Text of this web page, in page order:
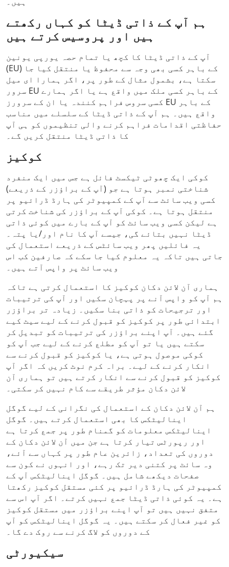
ہم آپ کے ذاتی ڈیٹا کو کہاں رکھتے
ہیں اور پروسیس کرتے ہیں
آپ کے ذاتی ڈیٹا کا کچھ یا تمام حصہ یورپی یونین
(EU) کے باہر کسی بھی وجہ سے محفوظ یا منتقل کیا جا
سکتا ہے، بشمول مثال کے طور پر، اگر ہمارا ای میل
سرور EU کے باہر کسی ملک میں واقع ہے یا اگر ہمارے
کسی سروس فراہم کنندہ یا ان کے سرورز EU کے باہر
واقع ہیں۔ ہم آپ کے ذاتی ڈیٹا کے سلسلے میں مناسب
حفاظتی اقدامات فراہم کرنے والی تنظیموں کو ہی آپ
کا ذاتی ڈیٹا منتقل کریں گے۔
کوکیز
کوکی ایک چھوٹی ٹیکسٹ فائل ہے جس میں ایک منفرد
شناختی نمبر ہوتا ہے جو (آپ کے براؤزر کے ذریعے)
کسی ویب سائٹ سے آپ کے کمپیوٹر کی ہارڈ ڈرائیو پر
منتقل ہوتا ہے۔ کوکی آپ کے براؤزر کی شناخت کرتی
ہے لیکن کسی ویب سائٹ کو آپ کے بارے میں کوئی ذاتی
ڈیٹا نہیں بتائے گی، جیسے آپ کا نام اور/یا پتہ۔
یہ فائلیں پھر ویب سائٹس کے ذریعے استعمال کی
جاتی ہیں تاکہ یہ معلوم کیا جا سکے کہ صارفین کب اس
ویب سائٹ پر واپس آتے ہیں۔
ہماری آن لائن دکان کوکیز کا استعمال کرتی ہے تاکہ
ہم آپ کو واپس آنے پر پہچان سکیں اور آپ کی ترتیبات
اور ترجیحات کو ذاتی بنا سکیں۔ زیادہ تر براؤزر
ابتدائی طور پر کوکیز کو قبول کرنے کے لیے سیٹ کیے
گئے ہیں۔ آپ اپنے براؤزر کی ترتیبات کو تبدیل کر
سکتے ہیں یا تو آپ کو مطلع کرنے کے لیے جب آپ کو
کوکی موصول ہوتی ہے، یا کوکیز کو قبول کرنے سے
انکار کرنے کے لیے۔ براہ کرم نوٹ کریں کہ اگر آپ
کوکیز کو قبول کرنے سے انکار کرتے ہیں تو ہماری آن
لائن دکان مؤثر طریقے سے کام نہیں کر سکتی۔
ہم آن لائن دکان کے استعمال کی نگرانی کے لیے گوگل
اینالیٹکس کا بھی استعمال کرتے ہیں۔ گوگل
اینالیٹکس معلومات کو گمنام طور پر جمع کرتا ہے
اور رپورٹس تیار کرتا ہے جن میں آن لائن دکان کے
دوروں کی تعداد، زائرین عام طور پر کہاں سے آئے،
وہ سائٹ پر کتنی دیر تک رہے، اور انہوں نے کون سے
صفحات دیکھے شامل ہیں۔ گوگل اینالیٹکس آپ کے
کمپیوٹر کی ہارڈ ڈرائیو پر کئی مستقل کوکیز رکھتا
ہے۔ یہ کوئی ذاتی ڈیٹا جمع نہیں کرتے۔ اگر آپ اس سے
متفق نہیں ہیں تو آپ اپنے براؤزر میں مستقل کوکیز
کو غیر فعال کر سکتے ہیں۔ یہ گوگل اینالیٹکس کو آپ
کے دوروں کو لاگ کرنے سے روک دے گا۔
سیکیورٹی